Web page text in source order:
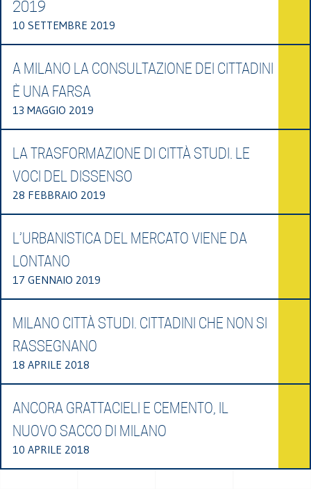
2019
10 SETTEMBRE 2019
A MILANO LA CONSULTAZIONE DEI CITTADINI
È UNA FARSA
13 MAGGIO 2019
LA TRASFORMAZIONE DI CITTÀ STUDI. LE
VOCI DEL DISSENSO
28 FEBBRAIO 2019
L’URBANISTICA DEL MERCATO VIENE DA
LONTANO
17 GENNAIO 2019
MILANO CITTÀ STUDI. CITTADINI CHE NON SI
RASSEGNANO
18 APRILE 2018
ANCORA GRATTACIELI E CEMENTO, IL
NUOVO SACCO DI MILANO
10 APRILE 2018